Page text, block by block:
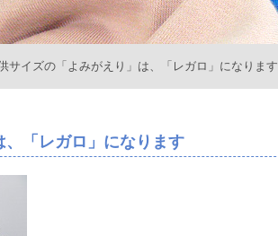
イズの「よみがえり」は、「レガロ」になります
「レガロ」になります